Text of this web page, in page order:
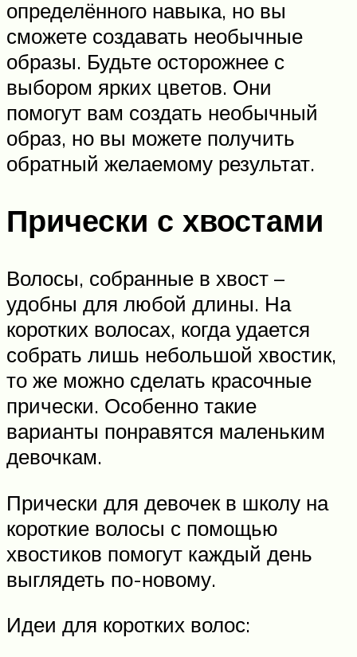
определённого навыка, но вы
сможете создавать необычные
образы. Будьте осторожнее с
выбором ярких цветов. Они
помогут вам создать необычный
образ, но вы можете получить
обратный желаемому результат.
Прически с хвостами
Волосы, собранные в хвост –
удобны для любой длины. На
коротких волосах, когда удается
собрать лишь небольшой хвостик,
то же можно сделать красочные
прически. Особенно такие
варианты понравятся маленьким
девочкам.
Прически для девочек в школу на
короткие волосы с помощью
хвостиков помогут каждый день
выглядеть по-новому.
Идеи для коротких волос: